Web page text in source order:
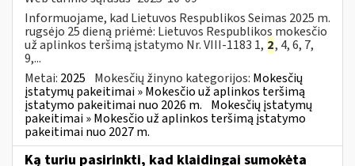
Informuojame, kad Lietuvos Respublikos Seimas 2025 m.
rugsėjo 25 dieną priėmė: Lietuvos Respublikos mokesčio
už aplinkos teršimą įstatymo Nr. VIII-1183 1, 2, 4, 6, 7,
9,...
Metai: 2025 Mokesčių žinyno kategorijos: Mokesčių
įstatymų pakeitimai » Mokesčio už aplinkos teršimą
įstatymo pakeitimai nuo 2026 m. Mokesčių įstatymų
pakeitimai » Mokesčio už aplinkos teršimą įstatymo
pakeitimai nuo 2027 m.
Ką turiu pasirinkti, kad klaidingai sumokėta